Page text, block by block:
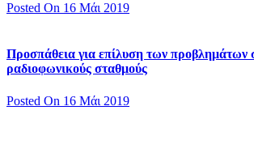
Posted On 16 Μάι 2019
Προσπάθεια για επίλυση των προβλημάτων
ραδιοφωνικούς σταθμούς
Posted On 16 Μάι 2019